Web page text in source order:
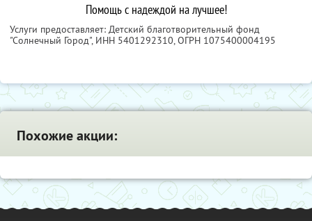
Помощь с надеждой на лучшее!
Услуги предоставляет: Детский благотворительный фонд
"Солнечный Город", ИНН 5401292310, ОГРН 1075400004195
Похожие акции: